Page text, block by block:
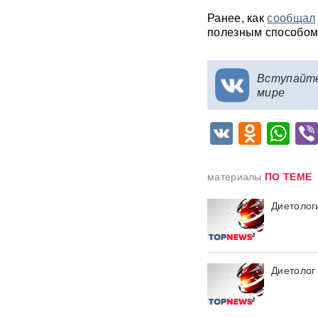
Ранее, каксообщал
полезным
мире
VK
материалы ПО ТЕМЕ